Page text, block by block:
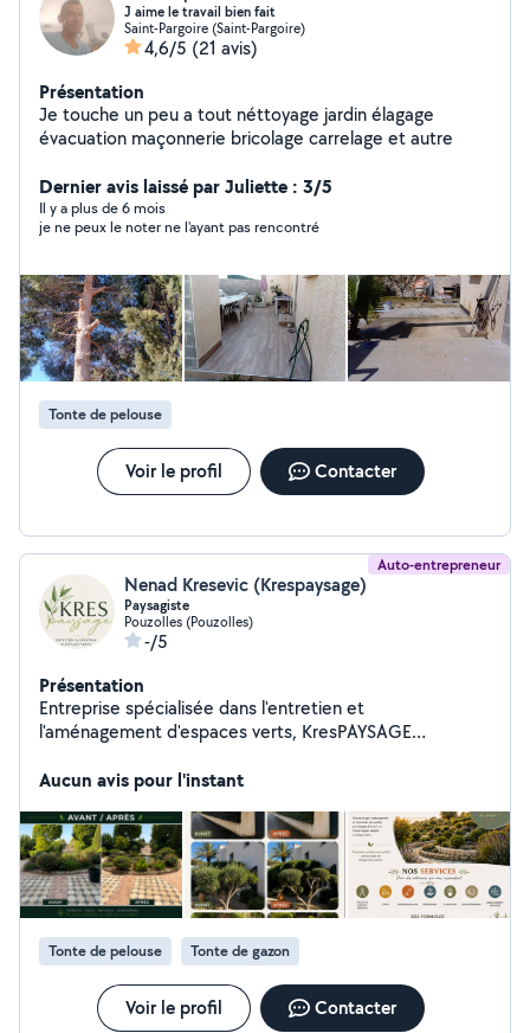
J aime le travail bien fait
Saint-Pargoire (Saint-Pargoire)
4,6/5 (21 avis)
Présentation
Je touche un peu a tout néttoyage jardin élagage
évacuation maçonnerie bricolage carrelage et autre
Dernier avis laissé par Juliette : 3/5
Il y a plus de 6 mois
je ne peux le noter ne l'ayant pas rencontré
Tonte de pelouse
Voir le profil Contacter
Auto-entrepreneur
Nenad Kresevic (Krespaysage)
Paysagiste
Pouzolles (Pouzolles)
-/5
Présentation
Entreprise spécialisée dans l'entretien et
l'aménagement d'espaces verts, KresPAYSAGE
auprès des particuliers et professionnels. Nous
et d'arbustes, tonte de pelouse, débroussaillage,
désherbage, engazonnement, plantation ainsi que petits
travaux paysagers et entretien de parcs et jardins.
Sérieux, réactifs et à l'écoute, nous garantissons un
travail soigné, adapté à vos besoins, avec devis gratuit.
Aucun avis pour l'instant
Tonte de pelouse Tonte de gazon
Voir le profil Contacter